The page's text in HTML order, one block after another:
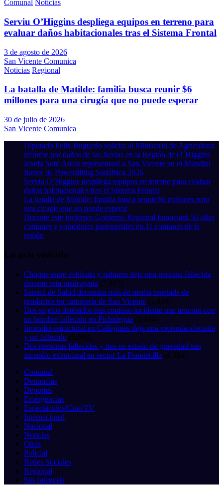
Comunal Noticias
Serviu O’Higgins despliega equipos en terreno para
evaluar daños habitacionales tras el Sistema Frontal
3 de agosto de 2026
San Vicente Comunica
Noticias Regional
La batalla de Matilde: familia busca reunir $6
millones para una cirugía que no puede esperar
30 de julio de 2026
San Vicente Comunica
Diputado Felix Bugueño solicita al Ministerio de Agricultura
informe por daños de las lluvias en la Región de O´Higgins
Josefa Soto Arcos representará a San Vicente en el Mundial
Junior de Powerlifting Sudáfrica 2026
Serviu O’Higgins despliega equipos en terreno para evaluar
daños habitacionales tras el Sistema Frontal
La batalla de Matilde: familia busca reunir $6 millones para
una cirugía que no puede esperar
Durante este invierno: Gobierno Regional financiará 56 ollas
comunes y comedores parroquiales en 11 comunas de la
región
Lo más visitado
Choque entre vehículo y palmera deja una persona fallecida
durante esta madrugada (7.697)
Seremi de Salud decomisa más de media tonelada de
productos en carnicería de San Vicente (5.849)
Dos sujetos detenidos tras confuso incidente que terminó con
un hombre fallecido en Pichidegua (5.604)
Incendio estructural en Callejones deja una vivienda afectada
y un fallecido (5.098)
Dos personas fallecidas y tres en estado de gravedad tras
incendio estructural en sector La Fuentecilla (4.564)
Comunal
Denuncias
Deportes
Emergencias
Espectáculos/Cine/TV
Internacional
Nacional
Noticias
Otras
Policial
Redes Sociales
Regional
Sin categoría